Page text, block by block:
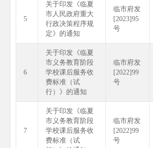
5
关于印发《临夏
市人民政府重大
行政决策程序规
定》的通知
临市府发
[2023]95
号
6
关于印发《临夏
市义务教育阶段
学校课后服务收
费标准（试
行）》的通知
临市府发
[2022]99
号
7
关于印发《临夏
市义务教育阶段
学校课后服务收
费标准（试
临市府发
[2022]99
号